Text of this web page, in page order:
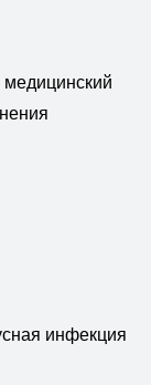
инфекция